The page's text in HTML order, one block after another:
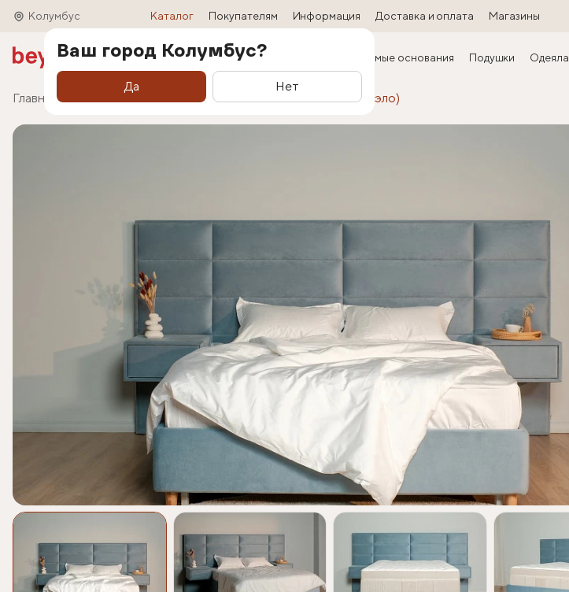
Колумбус Каталог Покупателям Информация Доставка и оплата Магазины
Акции Матрасы Кровати Трансформируемые основания Подушки Одеяла
Главная Кровати Кровать Marselo (Марсэло)
Ваш город Колумбус?
Да Нет